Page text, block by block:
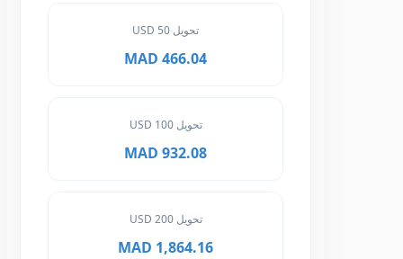
466.04 MAD
تحويل 100 USD
932.08 MAD
تحويل 200 USD
1,864.16 MAD